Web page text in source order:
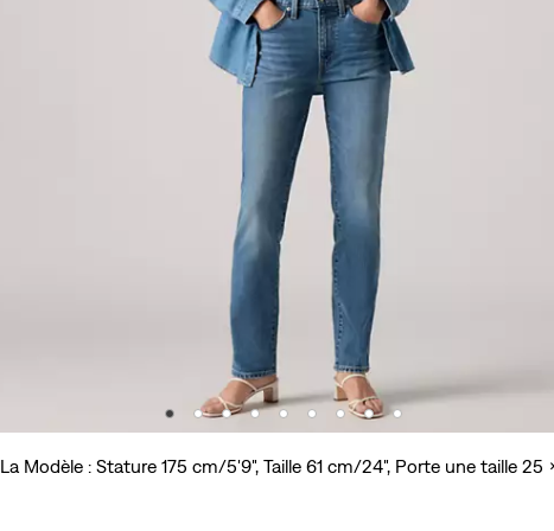
La Modèle : Stature 175 cm/5'9", Taille 61 cm/24", Porte une taille 25